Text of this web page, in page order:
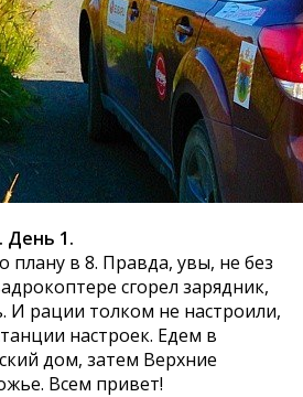
День 1.
плану в 8. Правда, увы, не без
сгорел зарядник,
И рации толком не настроили,
настроек. Едем в
дом, затем Верхние
Всем привет!